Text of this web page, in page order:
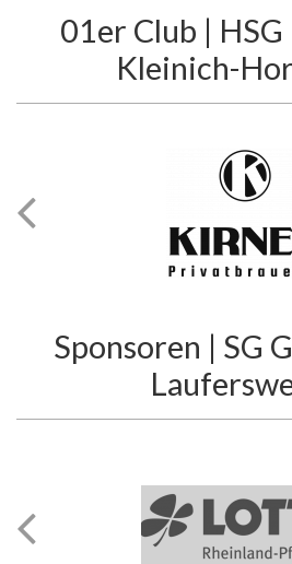
01er Club |
Kleinich-
Sponsoren | SG